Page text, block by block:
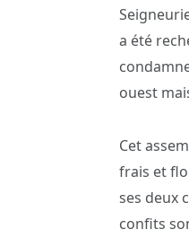
a été
ouest
Cet
frais et
ses deux
confits